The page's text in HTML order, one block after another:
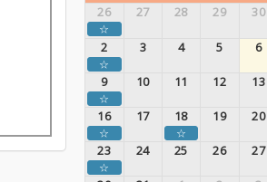
26
27 28 29 30
☆
2 3 4 5 6
☆
9 10 11 12 13
☆
16 17 18 19 20
☆ ☆
23 24 25 26 27
☆